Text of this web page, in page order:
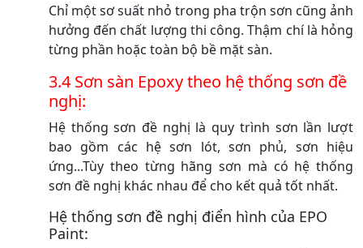
Chỉ một sơ suất nhỏ trong pha trộn sơn cũng ảnh
hưởng đến chất lượng thi công. Thậm chí là hỏng
từng phần hoặc toàn bộ bề mặt sàn.
3.4 Sơn sàn Epoxy theo hệ thống sơn đề
nghị:
Hệ thống sơn đề nghị là quy trình sơn lần lượt
bao gồm các hệ sơn lót, sơn phủ, sơn hiệu
ứng...Tùy theo từng hãng sơn mà có hệ thống
sơn đề nghị khác nhau để cho kết quả tốt nhất.
Hệ thống sơn đề nghị điển hình của EPO
Paint: